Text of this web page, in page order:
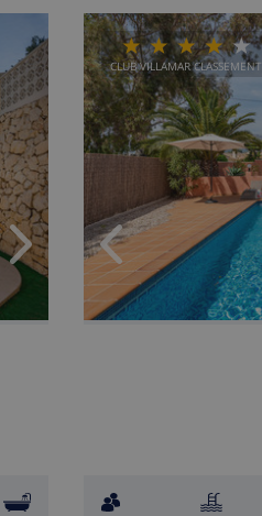
CLUB VILLAMAR CLASSEMENT